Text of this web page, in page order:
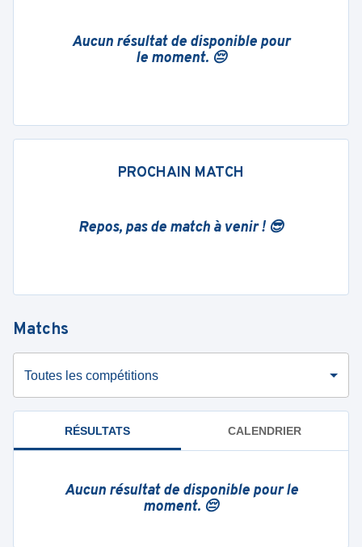
Aucun résultat de disponible pour
le moment. 😔
PROCHAIN MATCH
Repos, pas de match à venir ! 😎
Matchs
Toutes les compétitions
RÉSULTATS CALENDRIER
Aucun résultat de disponible pour le
moment. 😔